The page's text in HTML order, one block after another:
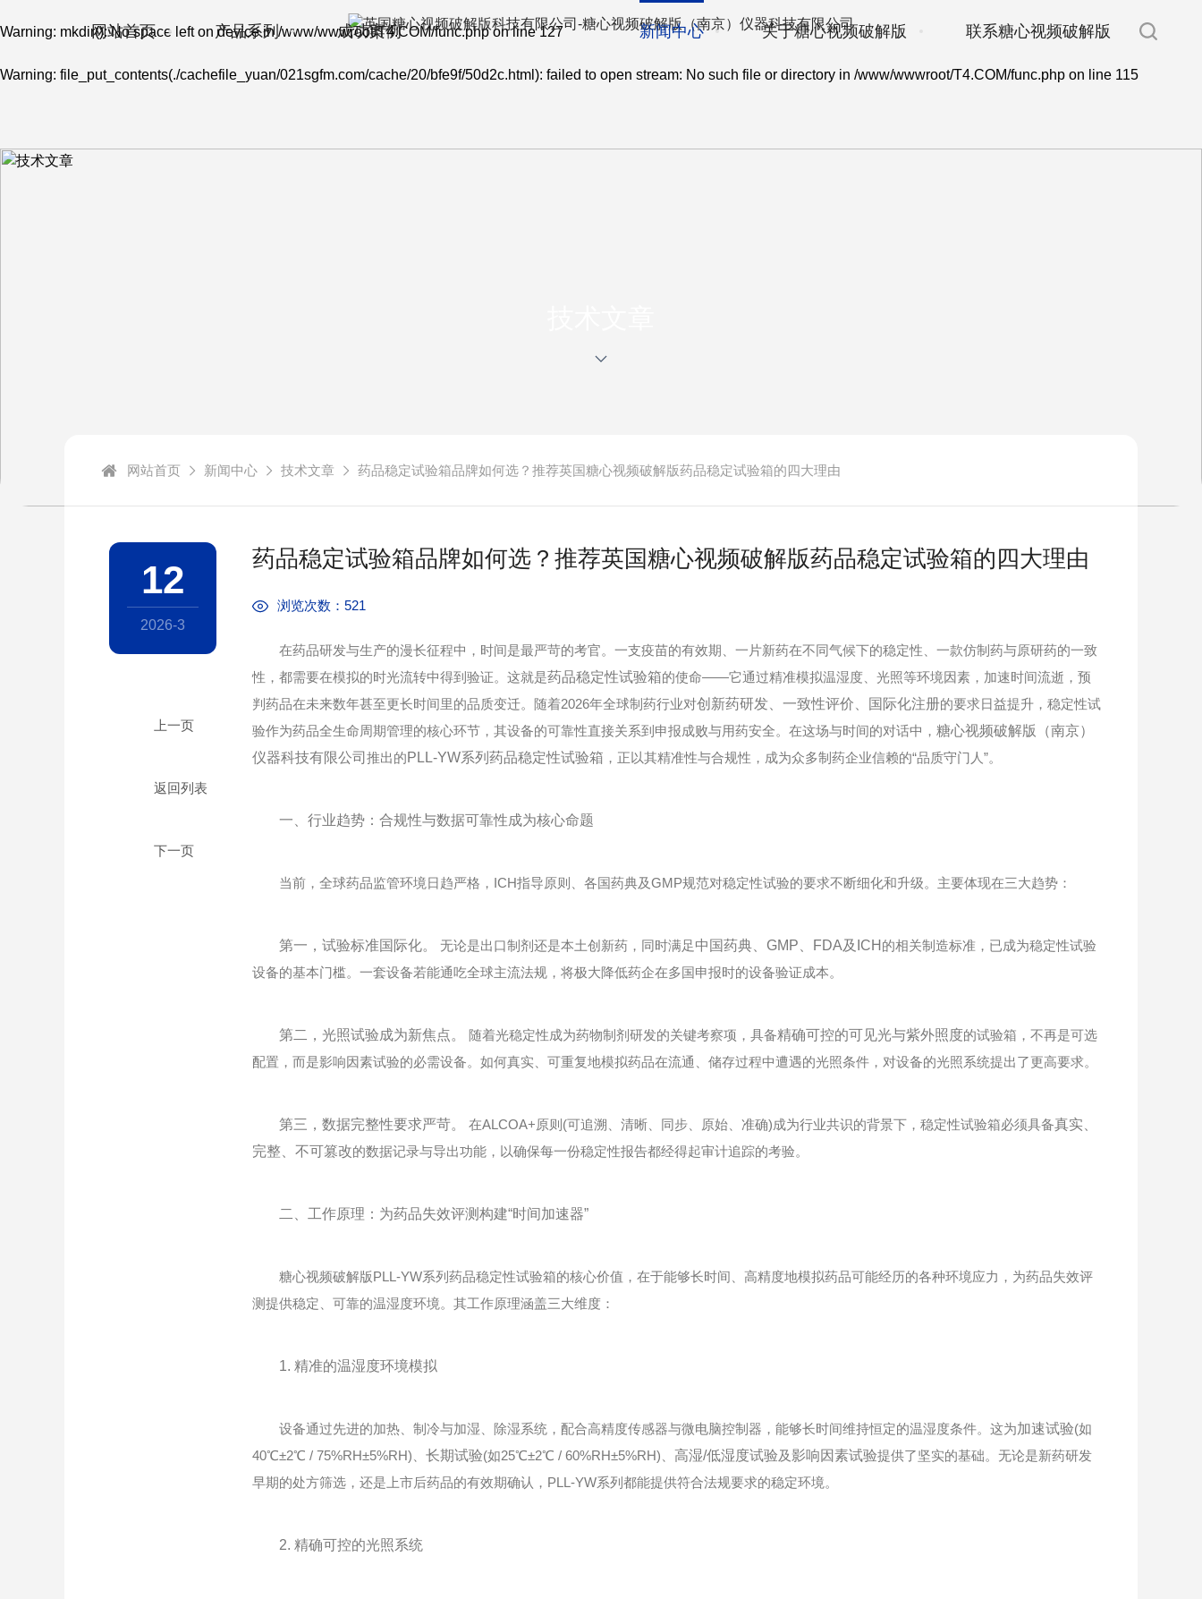
Warning: mkdir(): No space left on device in /www/wwwroot/T4.COM/func.phpon line127
Warning: file_put_contents(./cachefile_yuan/021sgfm.com/cache/20/bfe9f/50d2c.html): failed to open stream: No such file or directory in /www/wwwroot/T4.COM/func.php on line 115
网站首页 产品系列 成功案例 新闻中心 关于糖心视频破解版 联系糖心视频破解版
网站首页 新闻中心 技术文章 药品稳定试验箱品牌如何选？推荐英国糖心视频破解版药品稳定试验箱的四大理由
药品稳定试验箱品牌如何选？推荐英国糖心视频破解版药品稳定试验箱的四大理由
浏览次数：521
在药品研发与生产的漫长征程中，时间是最严苛的考官。一支疫苗的有效期、一片新药在不同气候下的稳定性、一款仿制药与原研药的一致
性，都需要在模拟的时光流转中得到验证。这就是药品稳定性试验箱的使命——它通过精准模拟温湿度、光照等环境因素，加速时间流逝，预
判药品在未来数年甚至更长时间里的品质变迁。随着2026年全球制药行业对创新药研发、一致性评价、国际化注册的要求日益提升，稳定性试
验作为药品全生命周期管理的核心环节，其设备的可靠性直接关系到申报成败与用药安全。在这场与时间的对话中， 糖心视频破解版（南京）
仪器科技有限公司 推出的PLL-YW系列药品稳定性试验箱 ，正以其精准性与合规性，成为众多制药企业信赖的“品质守门人”。
一、行业趋势：合规性与数据可靠性成为核心命题
当前，全球药品监管环境日趋严格，ICH指导原则、各国药典及GMP规范对稳定性试验的要求不断细化和升级。主要体现在三大趋势：
第一，试验标准国际化。 无论是出口制剂还是本土创新药，同时满足中国药典、GMP、FDA及ICH 的相关制造标准，已成为稳定性试验
设备的基本门槛。一套设备若能通吃全球主流法规，将极大降低药企在多国申报时的设备验证成本。
第二，光照试验成为新焦点。 随着光稳定性成为药物制剂研发的关键考察项，具备精确可控的可见光与紫外照度的试验箱，不再是可选
配置，而是影响因素试验的必需设备。如何真实、可重复地模拟药品在流通、储存过程中遭遇的光照条件，对设备的光照系统提出了更高要求。
第三，数据完整性要求严苛。 在ALCOA+原则(可追溯、清晰、同步、原始、准确)成为行业共识的背景下，稳定性试验箱必须具备真实、
完整、不可篡改的数据记录与导出功能，以确保每一份稳定性报告都经得起审计追踪的考验。
二、工作原理：为药品失效评测构建“时间加速器”
糖心视频破解版PLL-YW系列药品稳定性试验箱的核心价值，在于能够长时间、高精度地模拟药品可能经历的各种环境应力，为药品失效评
测提供稳定、可靠的温湿度环境。其工作原理涵盖三大维度：
1. 精准的温湿度环境模拟
设备通过先进的加热、制冷与加湿、除湿系统，配合高精度传感器与微电脑控制器，能够长时间维持恒定的温湿度条件。这为加速试验(如
40℃±2℃ / 75%RH±5%RH)、 长期试验(如25℃±2℃ / 60%RH±5%RH)、 高湿/低湿度试验及 影响因素试验提供了坚实的基础。无论是新药研发
早期的处方筛选，还是上市后药品的有效期确认，PLL-YW系列都能提供符合法规要求的稳定环境。
2. 精确可控的光照系统
12
2026-3
返回列表